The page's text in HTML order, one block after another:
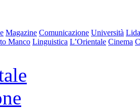
Magazine Comunicazione Università
Manco Linguistica L’Orientale Cinema